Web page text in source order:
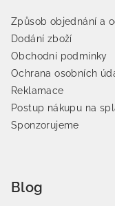
Způsob objednání a
Dodání zboží
Obchodní podmínky
Ochrana osobních
Reklamace
Postup nákupu na
Sponzorujeme
Blog